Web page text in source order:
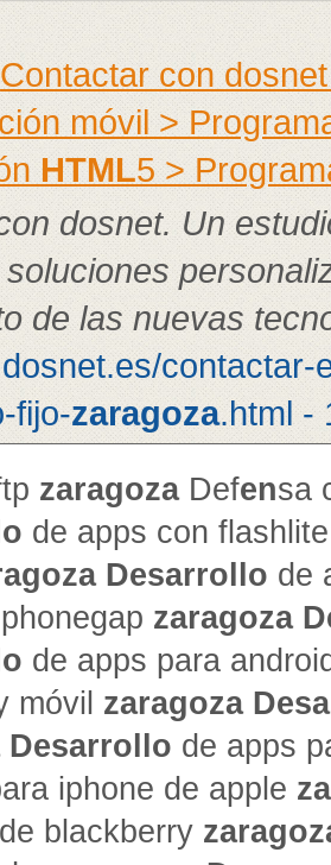
Contactar con
móvil >
HTML5 >
dosnet. Un
de las nuevas
contactar-
fijo-zaragoza.html -
zaragozaDefensa
de apps con
Desarrollo de
zaragoza
de apps para
móvil zaragoza
Desarrollo de apps
iphone de apple
blackberry